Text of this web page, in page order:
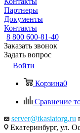
Партнеры
Документы
Контакты
8 800 600-81-40
Заказать звонок
Задать вопрос
Войти
Корзина0
Сравнение
server@tkasiatorg.ru
Екатеринбург, ул.